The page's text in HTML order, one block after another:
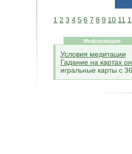
1 2 3 4 5 6 7 8 9 10 11
Информация
Условия медитации
Гадание на картах
игральные карты с